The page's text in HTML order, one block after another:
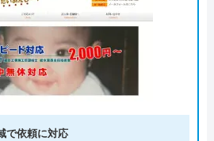
で依頼に対応